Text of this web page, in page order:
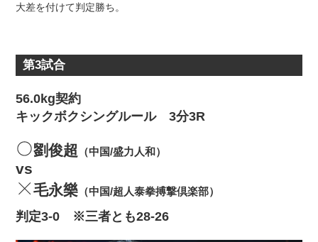
大差を付けて判定勝ち。
第3試合
56.0kg契約
キックボクシングルール 3分3R
劉俊超 （中国/盛力人和）
vs
毛永樂 （中国/超人泰拳搏撃倶楽部）
判定3‐0 ※三者とも28‐26